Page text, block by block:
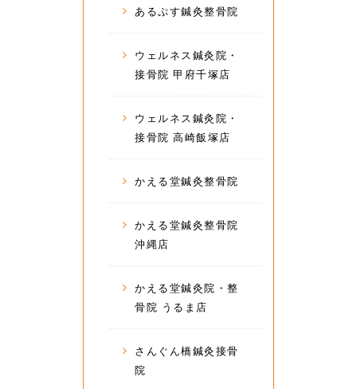
あるぷす鍼灸整骨院
ウェルネス鍼灸院・
接骨院 甲府千塚店
ウェルネス鍼灸院・
接骨院 高崎飯塚店
かえる堂鍼灸整骨院
かえる堂鍼灸整骨院
沖縄店
かえる堂鍼灸院・整
骨院 うるま店
さんぐん橋鍼灸接骨
院